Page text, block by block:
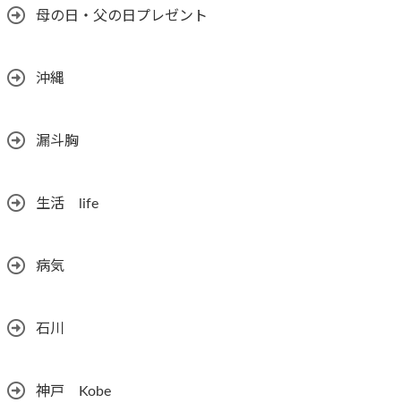
母の日・父の日プレゼント
沖縄
漏斗胸
生活 life
病気
石川
神戸 Kobe